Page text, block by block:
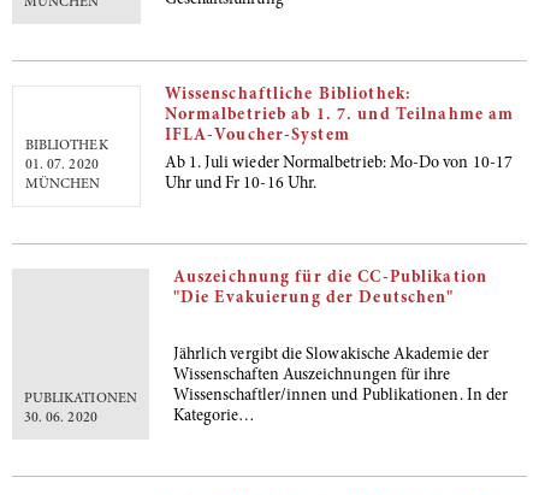
BIBLIOTHEK
01. 07. 2020
MÜNCHEN
Wissenschaftliche Bibliothek:
Normalbetrieb ab 1. 7. und Teilnahme am
IFLA-Voucher-System
Ab 1. Juli wieder Normalbetrieb: Mo-Do von 10-17
Uhr und Fr 10-16 Uhr.
PUBLIKATIONEN
30. 06. 2020
Auszeichnung für die CC-Publikation
"Die Evakuierung der Deutschen"
Jährlich vergibt die Slowakische Akademie der
Wissenschaften Auszeichnungen für ihre
Wissenschaftler/innen und Publikationen. In der
Kategorie…